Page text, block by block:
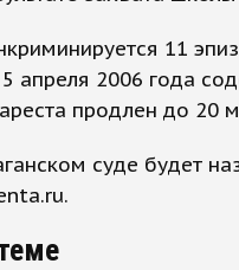
11
апреля 2006 года
продлен до 20
суде будет